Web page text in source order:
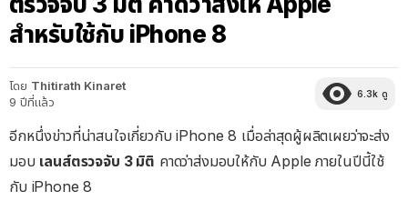
สำหรับใช้กับ iPhone 8
โดย Thitirath Kinaret
9 ปีที่แล้ว
6.3k ดู
อีกหนึ่งข่าวที่น่าสนใจเกี่ยวกับ iPhone 8 เมื่อล่าสุดผู้ผลิตเผยว่าจะส่ง
มอบ เลนส์ตรวจจับ 3 มิติ คาดว่าส่งมอบให้กับ Apple ภายในปีนี้ใช้
กับ iPhone 8